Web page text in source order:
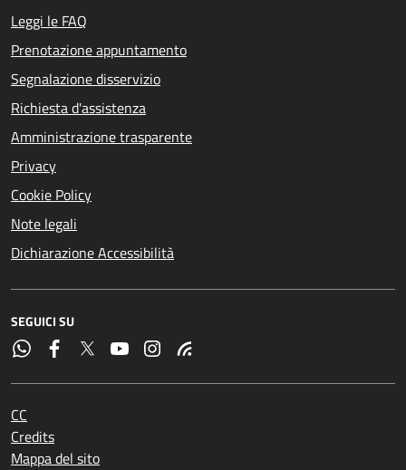
Leggi le FAQ
Prenotazione appuntamento
Segnalazione disservizio
Richiesta d'assistenza
Amministrazione trasparente
Privacy
Cookie Policy
Note legali
Dichiarazione Accessibilità
SEGUICI SU
CC
Credits
Mappa del sito